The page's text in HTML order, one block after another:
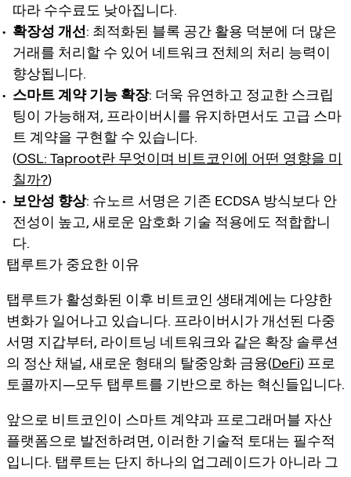
따라 수수료도 낮아집니다.
확장성 개선 : 최적화된 블록 공간 활용 덕분에 더 많은
거래를 처리할 수 있어 네트워크 전체의 처리 능력이
향상됩니다.
스마트 계약 기능 확장: 더욱 유연하고 정교한 스크립
팅이 가능해져, 프라이버시를 유지하면서도 고급 스마
트 계약을 구현할 수 있습니다.
(OSL: Taproot란 무엇이며 비트코인에 어떤 영향을 미
칠까?)
보안성 향상: 슈노르 서명은 기존 ECDSA 방식보다 안
전성이 높고, 새로운 암호화 기술 적용에도 적합합니
다.
탭루트가 중요한 이유
탭루트가 활성화된 이후 비트코인 생태계에는 다양한
변화가 일어나고 있습니다. 프라이버시가 개선된 다중
서명 지갑부터, 라이트닝 네트워크와 같은 확장 솔루션
의 정산 채널, 새로운 형태의 탈중앙화 금융(DeFi) 프로
토콜까지—모두 탭루트를 기반으로 하는 혁신들입니다.
앞으로 비트코인이 스마트 계약과 프로그래머블 자산
플랫폼으로 발전하려면, 이러한 기술적 토대는 필수적
입니다. 탭루트는 단지 하나의 업그레이드가 아니라 그